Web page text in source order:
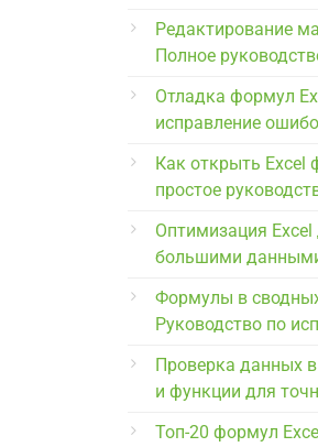
Редактирование
Полное
Отладка формул
исправление
Как открыть Excel
простое
Оптимизация
большими
Формулы в
Руководство по
Проверка данных
и функции для
Топ-20 формул